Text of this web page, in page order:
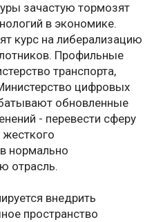
зачастую тормозят
в экономике.
курс на либерализацию
Профильные
транспорта,
цифровых
обновленные
- перевести сферу
жесткого
нормально
отрасль.
внедрить
пространство